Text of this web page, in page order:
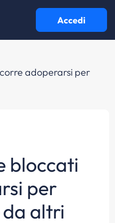
Accedi
adoperarsi per
bloccati
per
altri